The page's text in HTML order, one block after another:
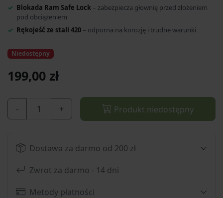
Blokada Ram Safe Lock – zabezpiecza głownię przed złożeniem
pod obciążeniem
Rękojeść ze stali 420 – odporna na korozję i trudne warunki
Niedostępny
199,00 zł
- + Produkt niedostępny
Dostawa za darmo od 200 zł
Zwrot za darmo - 14 dni
Metody płatności